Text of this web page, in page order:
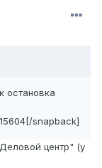
остановка
snapback]
центр" (у